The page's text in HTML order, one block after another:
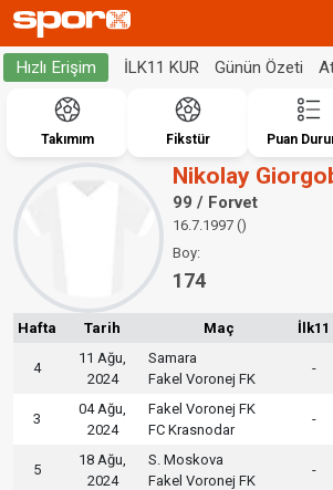
Hızlı Erişim İLK11 KUR Günün Özeti
Takımım Fikstür Puan
Nikolay
99 / Forvet
16.7.1997 ()
Boy:
174
Hafta Tarih Maç İlk11
4
11 Ağu,
2024
Samara
Fakel Voronej FK
-
3
04 Ağu,
2024
Fakel Voronej FK
FC Krasnodar
-
5
18 Ağu,
2024
S. Moskova
Fakel Voronej FK
-